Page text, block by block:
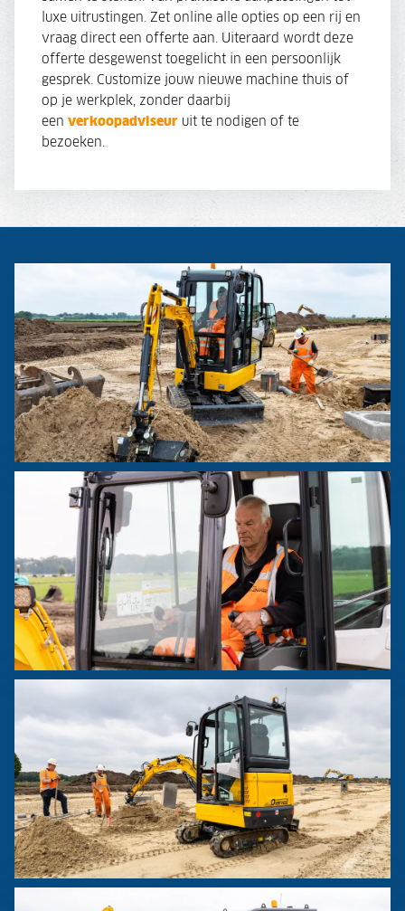
luxe uitrustingen. Zet online alle opties op een rij en
vraag direct een offerte aan. Uiteraard wordt deze
offerte desgewenst toegelicht in een persoonlijk
gesprek. Customize jouw nieuwe machine thuis of
op je werkplek, zonder daarbij
een verkoopadviseur uit te nodigen of te
bezoeken.